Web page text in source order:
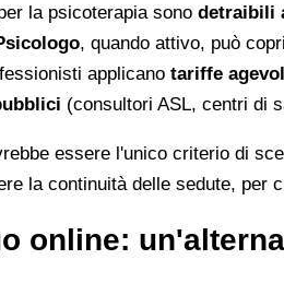
la psicoterapia sono detraibili
, quando attivo, può
applicano tariffe
(consultori ASL, centri di
essere l'unico criterio di
la continuità delle sedute, per
online: